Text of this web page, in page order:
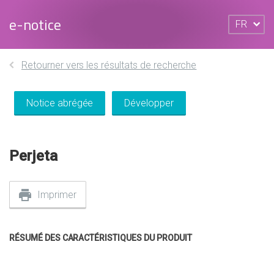
e-notice FR
Retourner vers les résultats de recherche
Notice abrégée Développer
Perjeta
Imprimer
RÉSUMÉ DES CARACTÉRISTIQUES DU PRODUIT